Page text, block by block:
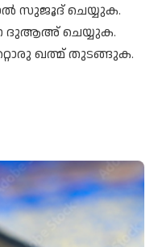
സുജൂദ് ചെയ്യുക.
ദുആഅ് ചെയ്യുക.
ഖത്മ് തുടങ്ങുക.